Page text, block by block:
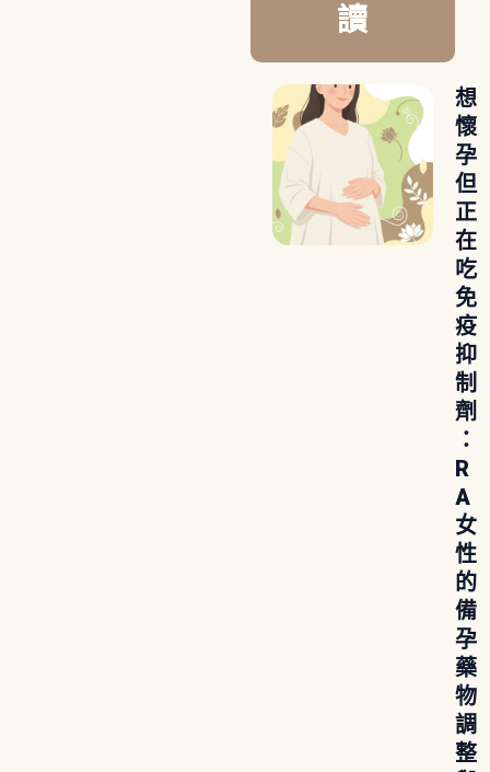
讀
想
懷
孕
但
正
在
吃
免
疫
抑
制
劑
：
R
A
女
性
的
備
孕
藥
物
調
整